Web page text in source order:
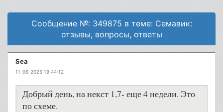
Сообщение №: 349875 в теме: Семавик:
отзывы, вопросы, ответы
Sеа
11-06-2025 19:44:12
Добрый день, на некст 1,7- еще 4 недели. Это
по схеме.